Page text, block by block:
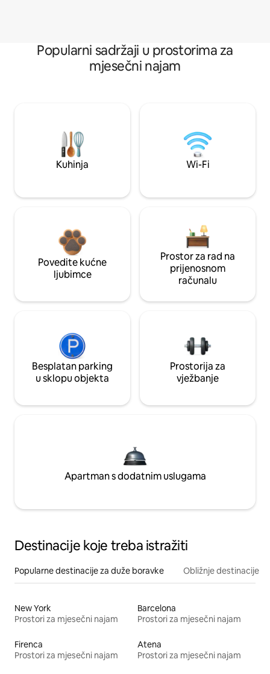
Popularni sadržaji u prostorima za
mjesečni najam
Kuhinja Wi-Fi
Povedite kućne
ljubimce
Prostor za rad na
prijenosnom
računalu
Besplatan parking
u sklopu objekta
Prostorija za
vježbanje
Apartman s dodatnim uslugama
Destinacije koje treba istražiti
Popularne destinacije za duže boravke Obližnje destinacije
New York
Prostori za mjesečni najam
Barcelona
Prostori za mjesečni najam
Firenca
Prostori za mjesečni najam
Atena
Prostori za mjesečni najam